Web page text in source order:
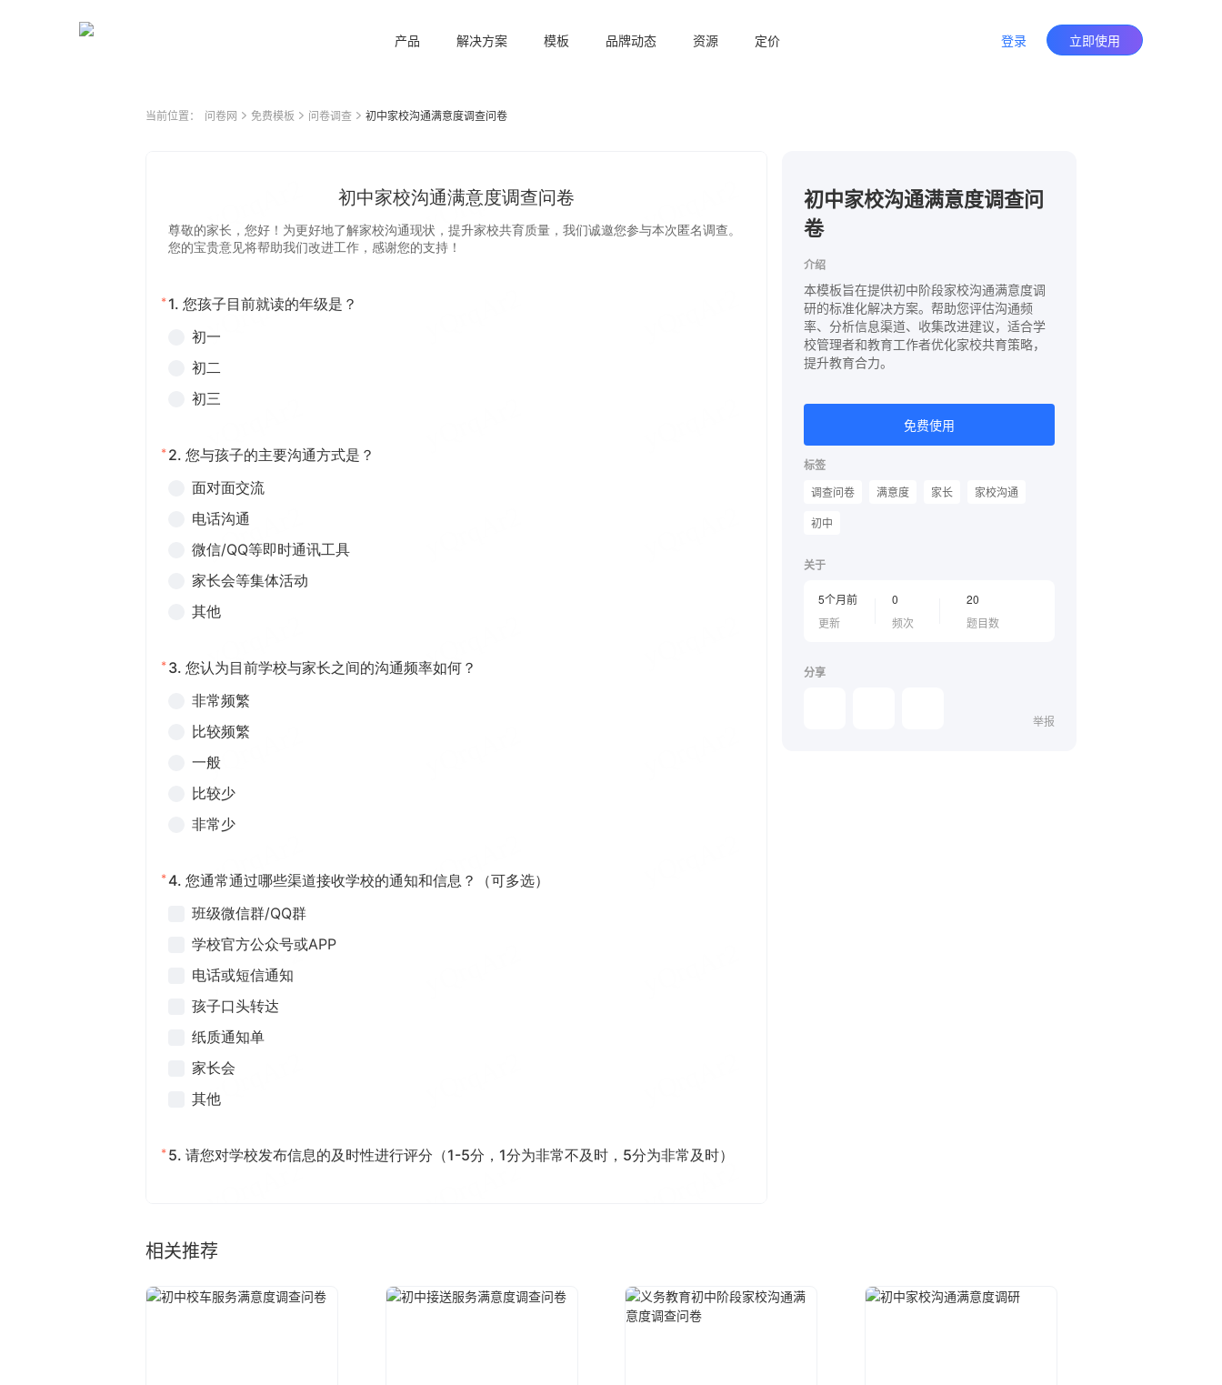
产品 解决方案 模板 品牌动态 资源 定价 登录 立即使用
当前位置： 问卷网 免费模板 问卷调查 初中家校沟通满意度调查问卷
初中家校沟通满意度调查问
卷
介绍
本模板旨在提供初中阶段家校沟通满意度调
研的标准化解决方案。帮助您评估沟通频
率、分析信息渠道、收集改进建议，适合学
校管理者和教育工作者优化家校共育策略，
提升教育合力。
免费使用
标签
调查问卷 满意度 家长
家校沟通
初中
关于
5个月前
更新
0
频次
20
题目数
分享
举报
相关推荐